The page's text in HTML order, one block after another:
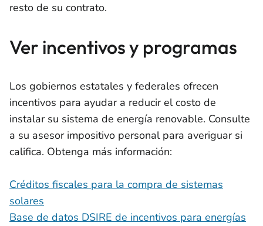
resto de su contrato.
Ver incentivos y programas
Los gobiernos estatales y federales ofrecen
incentivos para ayudar a reducir el costo de
instalar su sistema de energía renovable. Consulte
a su asesor impositivo personal para averiguar si
califica. Obtenga más información:
Créditos fiscales para la compra de sistemas
solares
Base de datos DSIRE de incentivos para energías